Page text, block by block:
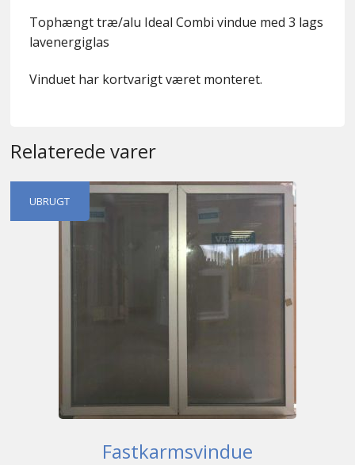
Tophængt træ/alu Ideal Combi vindue med 3 lags
lavenergiglas
Vinduet har kortvarigt været monteret.
Relaterede varer
UBRUGT
Fastkarmsvindue